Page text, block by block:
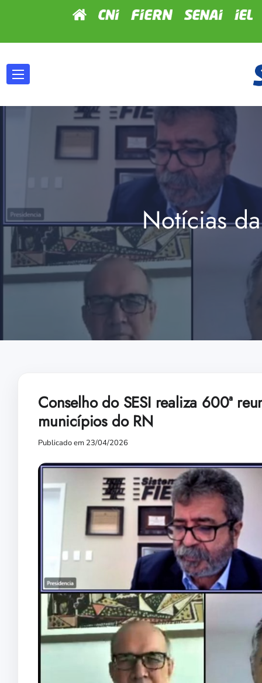
Notícias
Conselho do SESI realiza 600ª
municípios do RN
Publicado em 23/04/2026